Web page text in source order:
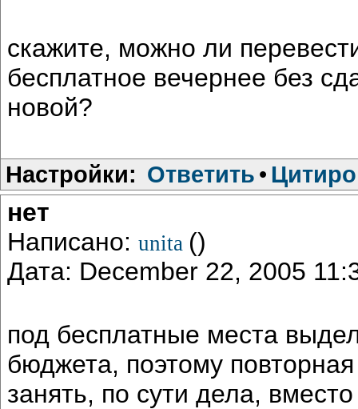
скажите, можно ли
бесплатное вечернее без
новой?
Настройки: Ответить •
нет
Написано: unita ()
Дата: December 22, 2005
под бесплатные места
бюджета, поэтому
занять, по сути дела,